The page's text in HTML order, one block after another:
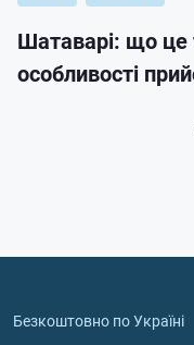
Шатаварі: що це
особливості
Безкоштовно по Україні